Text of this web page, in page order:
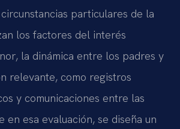
particulares de la
los factores del interés
la dinámica entre los padres y
relevante, como registros
y comunicaciones entre las
en esa evaluación, se diseña un